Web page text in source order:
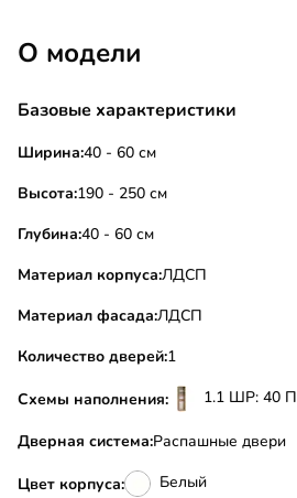
О модели
Базовые характеристики
Ширина:40 - 60 см
Высота:190 - 250 см
Глубина:40 - 60 см
Материал корпуса:ЛДСП
Материал фасада:ЛДСП
Количество дверей:1
Схемы наполнения: 1.1 ШР: 40 П
Дверная система:Распашные двери
Цвет корпуса: Белый